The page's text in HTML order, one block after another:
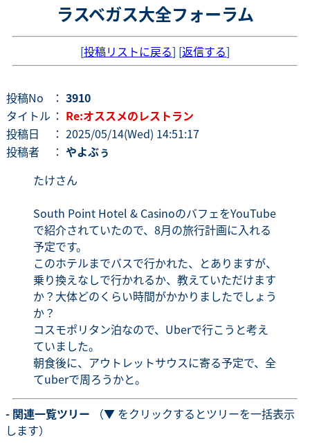
ラスベガス大全フォーラム
[投稿リストに戻る] [返信する]
投稿No ： 3910
タイトル ： Re:オススメのレストラン
投稿日
： 2025/05/14(Wed) 14:51:17
投稿者
： やよぶぅ
たけさん
South Point Hotel & CasinoのバフェをYouTube
で紹介されていたので、8月の旅行計画に入れる
予定です。
このホテルまでバスで行かれた、とありますが、
乗り換えなしで行かれるか、教えていただけます
か？大体どのくらい時間がかかりましたでしょう
か？
コスモポリタン泊なので、Uberで行こうと考え
ていました。
朝食後に、アウトレットサウスに寄る予定で、全
てuberで周ろうかと。
- 関連一覧ツリー （▼ をクリックするとツリーを一括表示
します）